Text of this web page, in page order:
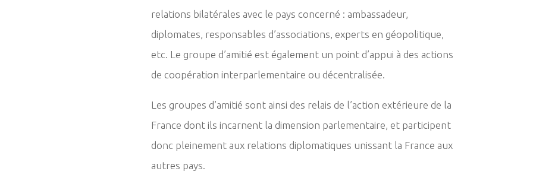
relations bilatérales avec le pays concerné : ambassadeur,
diplomates, responsables d’associations, experts en géopolitique,
etc. Le groupe d’amitié est également un point d’appui à des actions
de coopération interparlementaire ou décentralisée.
Les groupes d’amitié sont ainsi des relais de l’action extérieure de la
France dont ils incarnent la dimension parlementaire, et participent
donc pleinement aux relations diplomatiques unissant la France aux
autres pays.